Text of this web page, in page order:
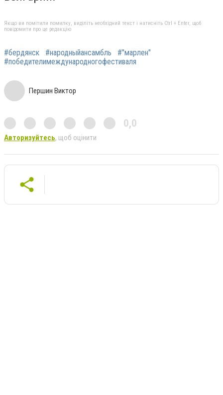
Якщо ви помітили помилку, виділіть необхідний текст і натисніть Ctrl + Enter, щоб
повідомити про це редакцію
#бердянск #народныйансамбль
#"марлен"
#победителимеждународногофестиваля
Першин Виктор
0,0
Авторизуйтесь, щоб оцінити